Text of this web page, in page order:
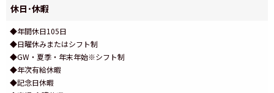
休日･休暇
◆年間休日105日
◆日曜休みまたはシフト制
◆GW・夏季・年末年始※シフト制
◆年次有給休暇
◆記念日休暇